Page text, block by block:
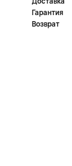
Гарантия
Возврат